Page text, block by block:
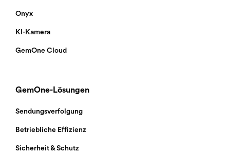
Onyx
KI-Kamera
GemOne Cloud
GemOne-Lösungen
Sendungsverfolgung
Betriebliche Effizienz
Sicherheit & Schutz